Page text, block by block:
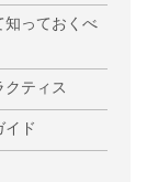
知っておくべ
ティス
ド